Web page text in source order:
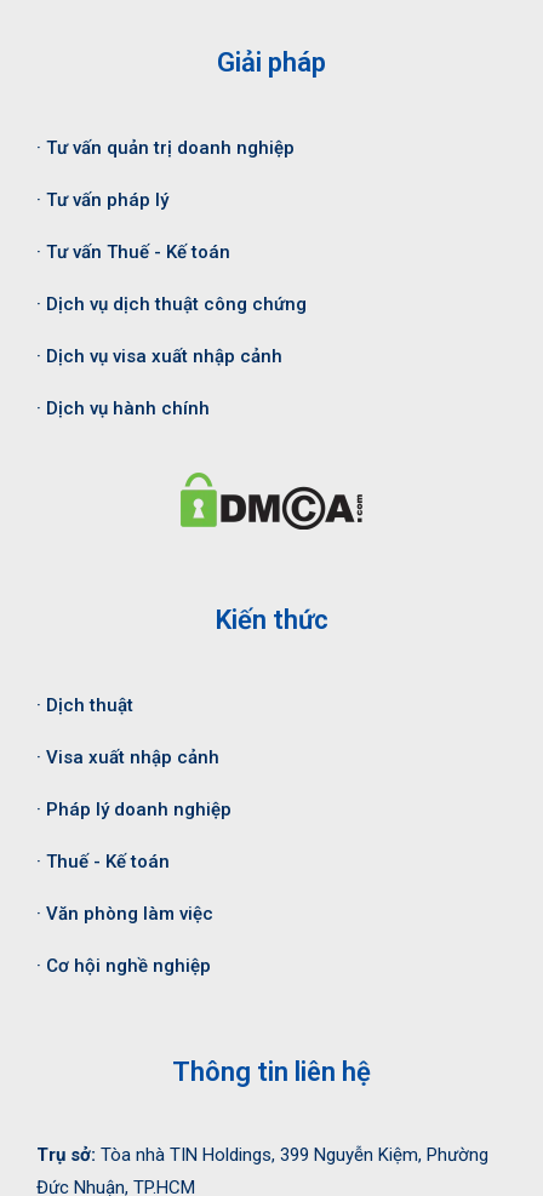
Giải pháp
· Tư vấn quản trị doanh nghiệp
· Tư vấn pháp lý
· Tư vấn Thuế - Kế toán
· Dịch vụ dịch thuật công chứng
· Dịch vụ visa xuất nhập cảnh
· Dịch vụ hành chính
Kiến thức
· Dịch thuật
· Visa xuất nhập cảnh
· Pháp lý doanh nghiệp
· Thuế - Kế toán
· Văn phòng làm việc
· Cơ hội nghề nghiệp
Thông tin liên hệ
Trụ sở: Tòa nhà TIN Holdings, 399 Nguyễn Kiệm, Phường
Đức Nhuận, TP.HCM